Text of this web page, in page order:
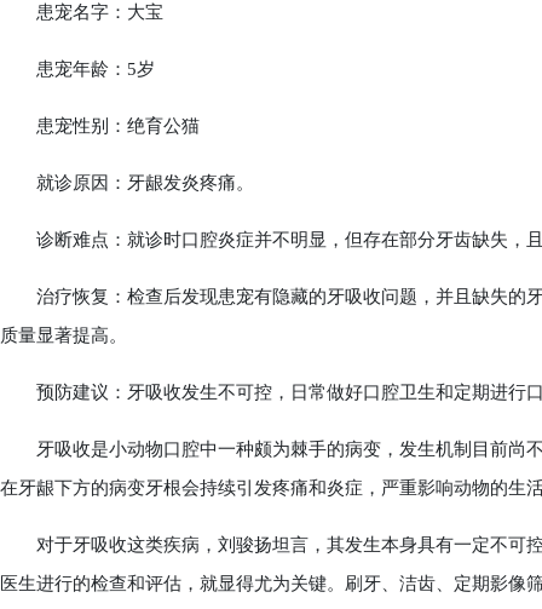
患宠名字：大宝
患宠年龄：5岁
患宠性别：绝育公猫
就诊原因：牙龈发炎疼痛。
诊断难点：就诊时口腔炎症并不明显，但存在部分牙齿缺失，
治疗恢复：检查后发现患宠有隐藏的牙吸收问题，并且缺失的
质量显著提高。
预防建议：牙吸收发生不可控，日常做好口腔卫生和定期进行
牙吸收是小动物口腔中一种颇为棘手的病变，发生机制目前尚
在牙龈下方的病变牙根会持续引发疼痛和炎症，严重影响动物的生
对于牙吸收这类疾病，刘骏扬坦言，其发生本身具有一定不可
医生进行的检查和评估，就显得尤为关键。刷牙、洁齿、定期影